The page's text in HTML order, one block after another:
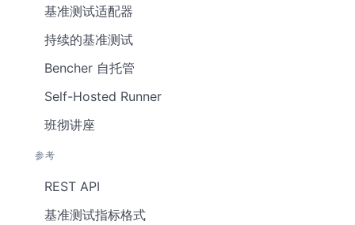
基准测试适配器
持续的基准测试
Bencher 自托管
Self-Hosted Runner
班彻讲座
参考
REST API
基准测试指标格式